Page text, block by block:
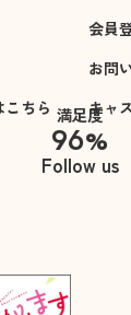
会員
お問
ちら
キャ
満足度
96%
Follow us